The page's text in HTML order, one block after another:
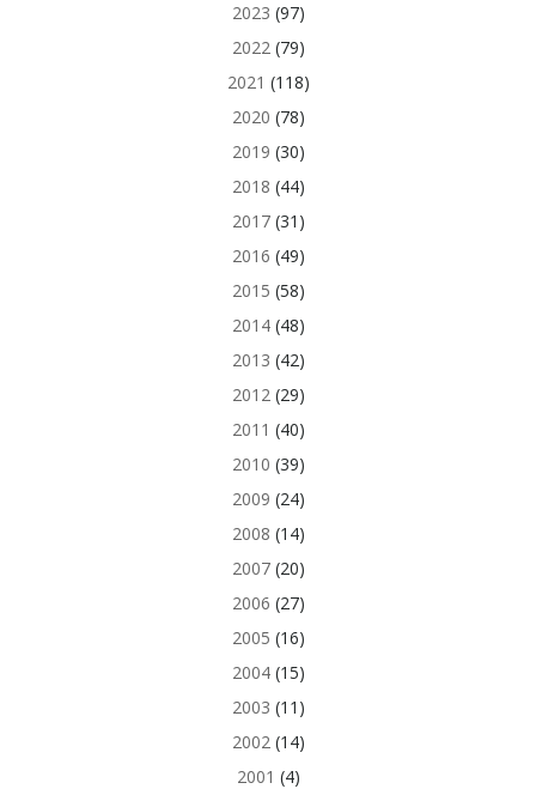
2023 (97)
2022(79)
2021 (118)
2020 (78)
2019 (30)
2018 (44)
2017(31)
2016 (49)
2015 (58)
2014(48)
2013 (42)
2012(29)
2011 (40)
2010 (39)
2009 (24)
2008 (14)
2007(20)
2006 (27)
2005 (16)
2004(15)
2003 (11)
2002(14)
2001 (4)